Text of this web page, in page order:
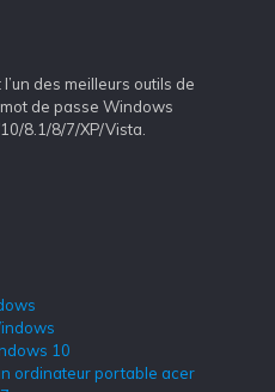
des meilleurs outils de
de passe Windows
8.1/8/7/XP/Vista.
10
ordinateur portable acer